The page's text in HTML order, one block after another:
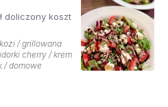
doliczony koszt
/ grillowana
cherry / krem
/ domowe